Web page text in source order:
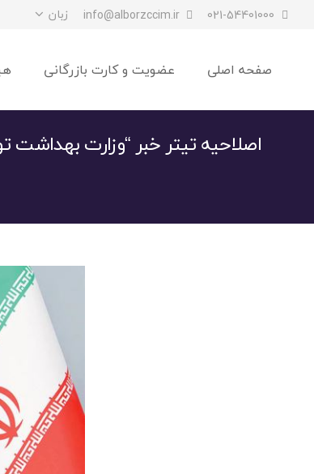
021-54401000
info@alborzccim.ir زبان
صفحه اصلی عضویت و کارت بازرگانی
اصلاحیه تیتر خبر “وزارت بهداشت